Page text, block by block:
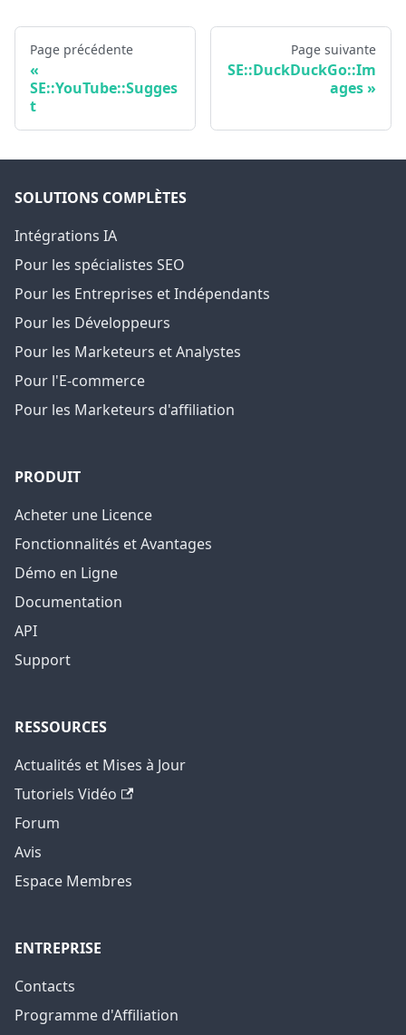
Page précédente
SE::YouTube::Sugges
t
Page suivante
SE::DuckDuckGo::Im
ages
SOLUTIONS COMPLÈTES
Intégrations IA
Pour les spécialistes SEO
Pour les Entreprises et Indépendants
Pour les Développeurs
Pour les Marketeurs et Analystes
Pour l'E-commerce
Pour les Marketeurs d'affiliation
PRODUIT
Acheter une Licence
Fonctionnalités et Avantages
Démo en Ligne
Documentation
API
Support
RESSOURCES
Actualités et Mises à Jour
Tutoriels Vidéo
Forum
Avis
Espace Membres
ENTREPRISE
Contacts
Programme d'Affiliation